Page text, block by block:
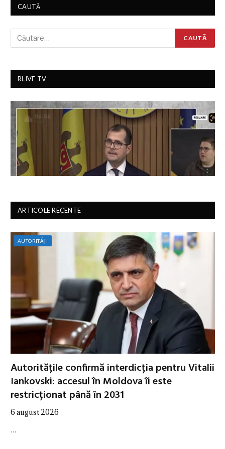
CAUTĂ
RLIVE TV
ARTICOLE RECENTE
AUTORITĂȚI
Autoritățile confirmă interdicția pentru Vitalii
Iankovski: accesul în Moldova îi este
restricționat până în 2031
6 august 2026
…